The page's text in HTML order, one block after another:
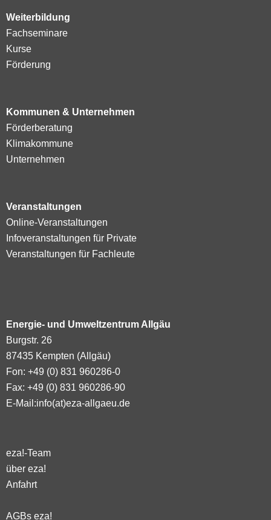
Weiterbildung
Fachseminare
Kurse
Förderung
Kommunen & Unternehmen
Förderberatung
Klimakommune
Unternehmen
Veranstaltungen
Online-Veranstaltungen
Infoveranstaltungen für Private
Veranstaltungen für Fachleute
Energie- und Umweltzentrum Allgäu
Burgstr. 26
87435 Kempten (Allgäu)
Fon: +49 (0) 831 960286-0
Fax: +49 (0) 831 960286-90
E-Mail:info(at)eza-allgaeu.de
eza!-Team
über eza!
Anfahrt
AGBs eza!